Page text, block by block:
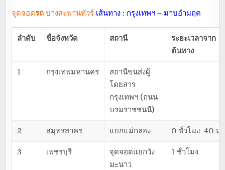
จุดจอดรถ บางสะพานทัวร์ เส้นทาง : กรุงเทพฯ – มาบอำมฤต
ลำดับ ชื่อจังหวัด สถานี
ระยะเวลาจาก
ต้นทาง
1 กรุงเทพมหานคร
สถานีขนส่งผู้
โดยสาร
กรุงเทพฯ (ถนน
บรมราชชนนี)
2 สมุทรสาคร แยกแม่กลอง 0 ชั่วโมง 40 น
3 เพชรบุรี
จุดจอดแยกวัง
มะนาว
1 ชั่วโมง